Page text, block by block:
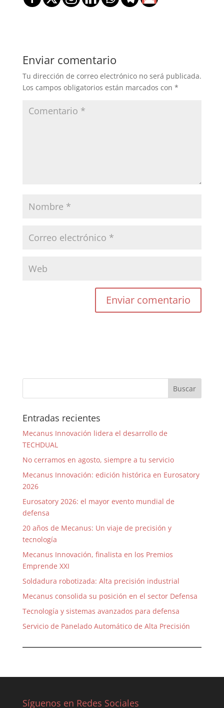
Enviar comentario
Tu dirección de correo electrónico no será publicada.
Los campos obligatorios están marcados con *
Entradas recientes
Mecanus Innovación lidera el desarrollo de
TECHDUAL
No cerramos en agosto, siempre a tu servicio
Mecanus Innovación: edición histórica en Eurosatory
2026
Eurosatory 2026: el mayor evento mundial de
defensa
20 años de Mecanus: Un viaje de precisión y
tecnología
Mecanus Innovación, finalista en los Premios
Emprende XXI
Soldadura robotizada: Alta precisión industrial
Mecanus consolida su posición en el sector Defensa
Tecnología y sistemas avanzados para defensa
Servicio de Panelado Automático de Alta Precisión
Síguenos en Redes Sociales